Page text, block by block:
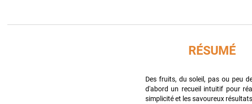
RÉSUMÉ
Des fruits, du soleil, pas ou peu
d'abord un recueil intuitif pour
simplicité et les savoureux